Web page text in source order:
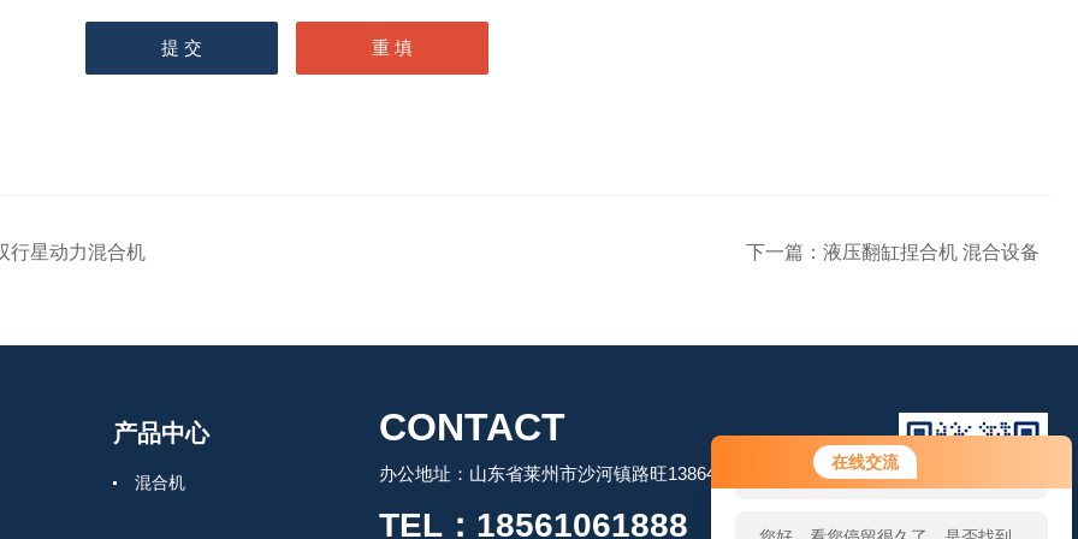
在线交流
您好！欢迎前来咨询，很高兴为您
服务，请问您要咨询什么问题呢？
行星动力混合机 下一篇： 液压翻缸捏合机 混合设备
产品中心
混合机
CONTACT
办公地址：山东省莱州市沙河镇路旺13864506509
TEL：18561061888